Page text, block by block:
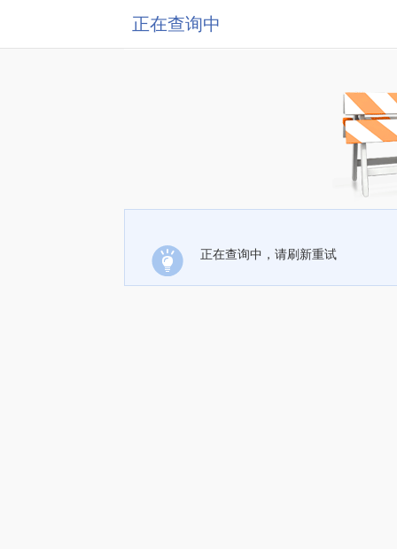
正在查询中
正在查询中，请刷新重试